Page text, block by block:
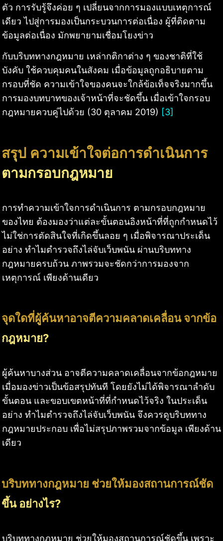
ตัว การรับรู้จึงค่อย ๆ เปลี่ยนจากการมองแบบเหตุการณ์
เดียว ไปสู่การมองเป็นกระบวนการต่อเนื่อง ผู้ที่ติดตาม
ข้อมูลต่อเนื่อง มักพยายามเชื่อมโยงข่าว
กับบริบททางกฎหมาย เหล่ากติกาต่าง ๆ ของชาติที่ใช้
บังคับ ใช้ควบคุมคนในสังคม เมื่อข้อมูลถูกอธิบายตาม
กรอบที่ชัด ความเข้าใจของคนจะใกล้ข้อเท็จจริงมากขึ้น
การมองบทบาทของเจ้าหน้าที่จะชัดขึ้น เมื่อเข้าใจกรอบ
กฎหมายควบคู่ไปด้วย (30 ตุลาคม 2019) [3]
สรุป ความเข้าใจต่อการดำเนินการ
ตามกรอบกฎหมาย
การทำความเข้าใจการดำเนินการ ตามกรอบกฎหมาย
ของไทย ต้องมองว่าแต่ละขั้นตอนอิงหน้าที่ที่ถูกกำหนดไว้
ไม่ใช่การตัดสินใจที่เกิดขึ้นลอย ๆ เมื่อพิจารณาประเด็น
อย่าง ทำไมตำรวจถึงไล่จับเว็บพนัน ผ่านบริบททาง
กฎหมายครบถ้วน ภาพรวมจะชัดกว่าการมองจาก
เหตุการณ์ เพียงด้านเดียว
จุดใดที่ผู้ค้นหาอาจตีความคลาดเคลื่อน จากข้อ
กฎหมาย?
ผู้ค้นหาบางส่วน อาจตีความคลาดเคลื่อนจากข้อกฎหมาย
เมื่อมองข่าวเป็นข้อสรุปทันที โดยยังไม่ได้พิจารณาลำดับ
ขั้นตอน และขอบเขตหน้าที่ที่กำหนดไว้จริง ในประเด็น
อย่าง ทำไมตำรวจถึงไล่จับเว็บพนัน จึงควรดูบริบททาง
กฎหมายประกอบ เพื่อไม่สรุปภาพรวมจากข้อมูล เพียงด้าน
เดียว
บริบททางกฎหมาย ช่วยให้มองสถานการณ์ชัด
ขึ้น อย่างไร?
บริบททางกฎหมาย ช่วยให้มองสถานการณ์ชัดขึ้น เพราะ